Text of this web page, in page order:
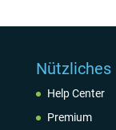
Nützliches
Help Center
Premium